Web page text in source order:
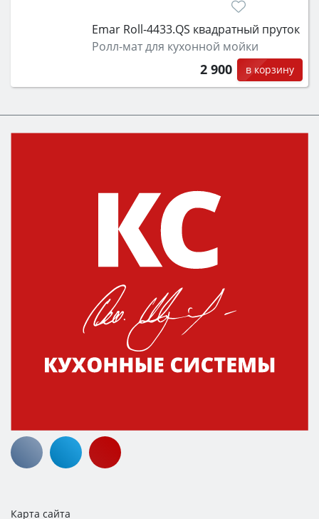
Emar Roll-4433.QS квадратный пруток
Ролл-мат для кухонной мойки
2 900 в корзину
Карта сайта